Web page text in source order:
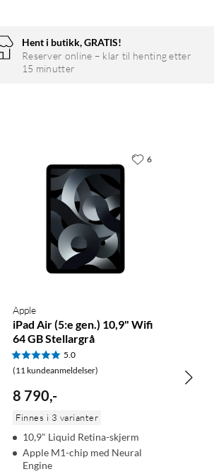
Hent i butikk, GRATIS!
Reserver online – klar til henting etter
15 minutter
Apple
iPad Air (5:e gen.) 10,9" Wifi
64 GB Stellargrå
5.0
(11 kundeanmeldelser)
8 790,-
Finnes i 3 varianter
10,9" Liquid Retina-skjerm
Apple M1-chip med Neural
Engine
6